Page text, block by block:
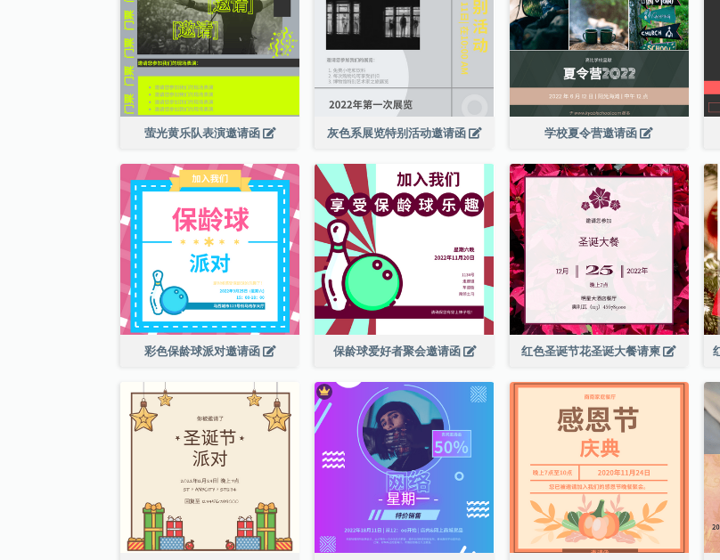
萤光黄乐队表演邀请函 灰色系展览特别活动邀请函 学校夏令营邀请函
彩色保龄球派对邀请函 保龄球爱好者聚会邀请函 红色圣诞节花圣诞大餐请柬